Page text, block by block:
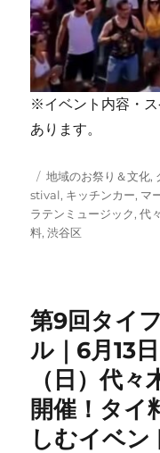
※イベント内容・ス
あります。
投
稿
日:
カ
テ
ゴ
リ
地域のお祭り＆文化,
stival, キッチンカー, マ
ラテンミュージック,代
料,渋谷区
第9回タイ
ル｜6月13
（日）代
開催！タイ
しむイベン